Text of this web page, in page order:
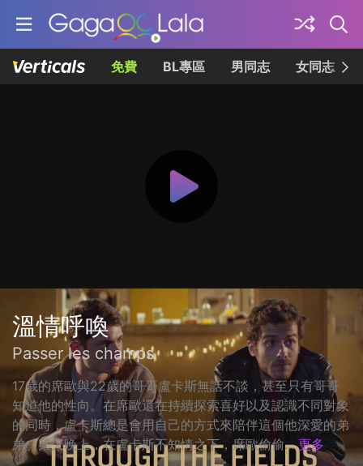
免費 BL專區 男同志 女同志
溫情呼喚
Passer les champs
17歲的席歐與22歲的哥哥盧卡斯無話不談，甚至只有哥哥
知道他的性向。在席歐還在持續探索喜好以及認識不同對象
的同時，盧卡斯總是會用自己的方式來陪伴這個他深愛的弟
弟。某天晚上，在盧卡斯不知情之下，席歐偷偷... 更多